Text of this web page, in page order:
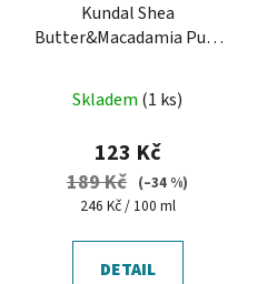
Kundal Shea
Butter&Macadamia Pure
edition 50 ml - vyživující
krém na ruce
Skladem (1 ks)
123 Kč
189 Kč (–34 %)
Měrná
246 Kč / 100 ml
DETAIL